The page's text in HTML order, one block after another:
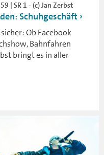
| SR 1 - (c) Jan Zerbst
Schuhgeschäft
Ob Facebook
Bahnfahren
bringt es in aller